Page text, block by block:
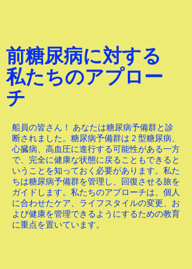
前糖尿病に対する
私たちのアプロー
チ
船員の皆さん！ あなたは糖尿病予備群と診
断されました。糖尿病予備群は 2 型糖尿病、
心臓病、高血圧に進行する可能性がある一方
で、完全に健康な状態に戻ることもできると
いうことを知っておく必要があります。私た
ちは糖尿病予備群を管理し、回復させる旅を
ガイドします。私たちのアプローチは、個人
に合わせたケア、ライフスタイルの変更、お
よび健康を管理できるようにするための教育
に重点を置いています。